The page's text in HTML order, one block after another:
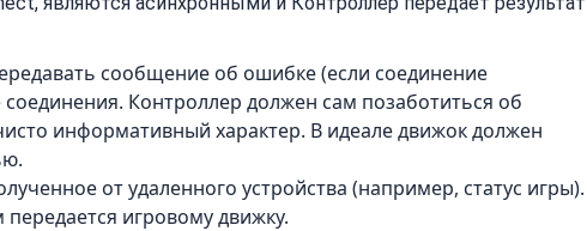
сообщение об ошибке (если соединение
Контроллер должен сам позаботиться об
информативный характер. В идеале движок должен
от удаленного устройства (например, статус игры).
игровому движку.